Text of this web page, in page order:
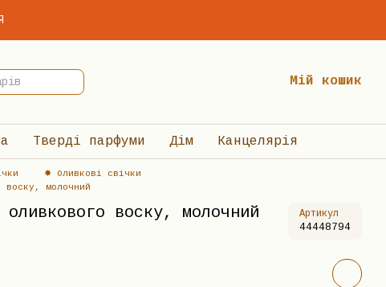
Мій кошик
Тверді парфуми Дім Канцелярія
✸ Оливкові свічки
воску, молочний
воску, молочний Артикул
44448794